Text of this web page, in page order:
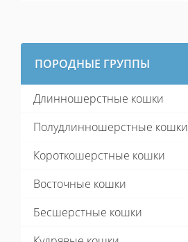
ПОРОДНЫЕ ГРУППЫ
Длинношерстные кошки
Полудлинношерстные кошки
Короткошерстные кошки
Восточные кошки
Бесшерстные кошки